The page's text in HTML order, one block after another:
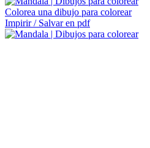
Colorea una dibujo para colorear
Impirir / Salvar en pdf